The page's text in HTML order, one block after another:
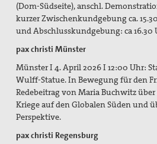
(Dom-Südseite), anschl.
kurzer Zwischenkundgebung ca.
und Abschlusskundgebung: ca
pax christi Münster
Münster I 4. April 2026 I 12:00 Uhr:
Wulff-Statue.In Bewegung für den
Redebeitrag von Maria Buchwitz
Kriege auf den Globalen Süden und
Perspektive.
pax christi Regensburg